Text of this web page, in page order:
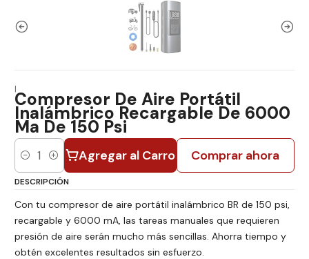
|Compresor De Aire Portátil
Inalámbrico Recargable De 6000
Ma De 150 Psi
Cantidad Agregar al Carro Comprar ahora
DESCRIPCIÓN
Con tu compresor de aire portátil inalámbrico BR de 150 psi,
recargable y 6000 mA, las tareas manuales que requieren
presión de aire serán mucho más sencillas. Ahorra tiempo y
obtén excelentes resultados sin esfuerzo.